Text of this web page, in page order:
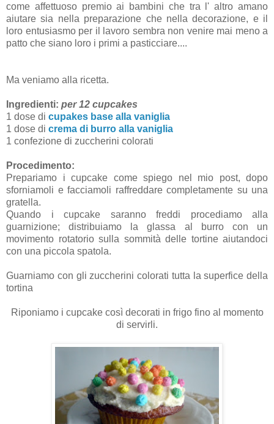
come affettuoso premio ai bambini che tra l' altro amano
aiutare sia nella preparazione che nella decorazione, e il
loro entusiasmo per il lavoro sembra non venire mai meno a
patto che siano loro i primi a pasticciare....
Ma veniamo alla ricetta.
Ingredienti: per 12 cupcakes
1 dose di cupakes base alla vaniglia
1 dose di crema di burro alla vaniglia
1 confezione di zuccherini colorati
Procedimento:
Prepariamo i cupcake come spiego nel mio post, dopo
sforniamoli e facciamoli raffreddare completamente su una
gratella.
Quando i cupcake saranno freddi procediamo alla
guarnizione; distribuiamo la glassa al burro con un
movimento rotatorio sulla sommità delle tortine aiutandoci
con una piccola spatola.
Guarniamo con gli zuccherini colorati tutta la superfice della
tortina
Riponiamo i cupcake così decorati in frigo fino al momento
di servirli.